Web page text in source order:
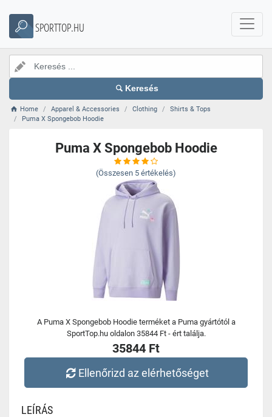
SPORTTOP.HU
Keresés
Home Apparel & Accessories Clothing
Shirts & Tops
Puma X Spongebob Hoodie
Puma X Spongebob Hoodie
(Összesen 5 értékelés)
A Puma X Spongebob Hoodie terméket a Puma gyártótól a
SportTop.hu oldalon 35844 Ft - ért találja.
35844 Ft
Ellenőrizd az elérhetőséget
LEÍRÁS